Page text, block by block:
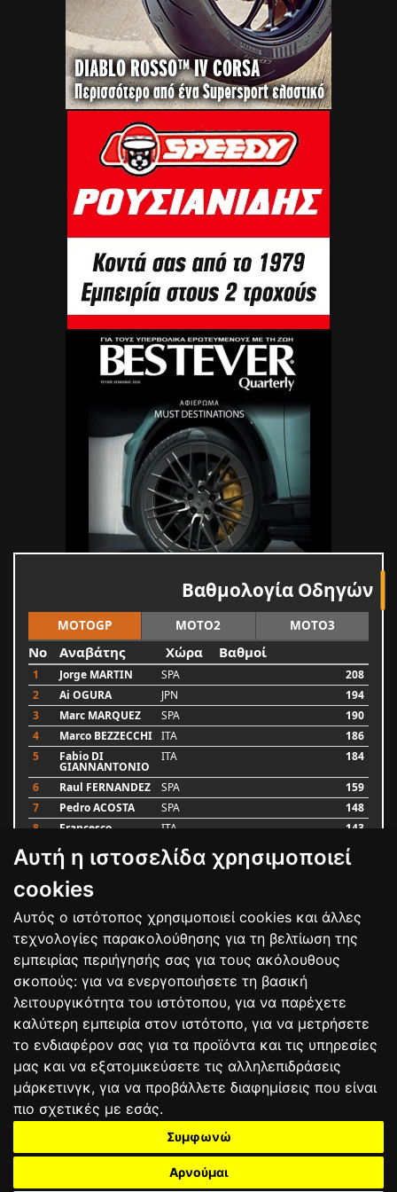
Αυτή η ιστοσελίδα χρησιμοποιεί
cookies
Αυτός ο ιστότοπος χρησιμοποιεί cookies και άλλες
τεχνολογίες παρακολούθησης για τη βελτίωση της
εμπειρίας περιήγησής σας για τους ακόλουθους
σκοπούς: για να ενεργοποιήσετε τη βασική
λειτουργικότητα του ιστότοπου, για να παρέχετε
καλύτερη εμπειρία στον ιστότοπο, για να μετρήσετε
το ενδιαφέρον σας για τα προϊόντα και τις υπηρεσίες
μας και να εξατομικεύσετε τις αλληλεπιδράσεις
μάρκετινγκ, για να προβάλλετε διαφημίσεις που είναι
πιο σχετικές με εσάς.
Συμφωνώ
Αρνούμαι
Βαθμολογία Οδηγών
MOTOGP MOTO2 MOTO3
No Αναβάτης Χώρα Βαθμοί
1 Jorge MARTIN SPA
208
2
Ai OGURA JPN
194
3
Marc MARQUEZ SPA
190
4
Marco BEZZECCHI ITA
186
5
Fabio DI
GIANNANTONIO
ITA 184
6 Raul FERNANDEZ SPA
159
7
Pedro ACOSTA SPA
148
8
Francesco ITA 143
9 Alex MARQUEZ SPA
Luca MARINI
Bαθμολογία
ΟΡΟΙ ΧΡΗΣΗΣΠΟΛΙΤΙΚΗ ΠΡΟΣΤΑΣΙΑΣ
ΑΓΩΝΕΣΑΠΟΤΕΛΕΣΜΑΤΑΑΓΟΡΑ